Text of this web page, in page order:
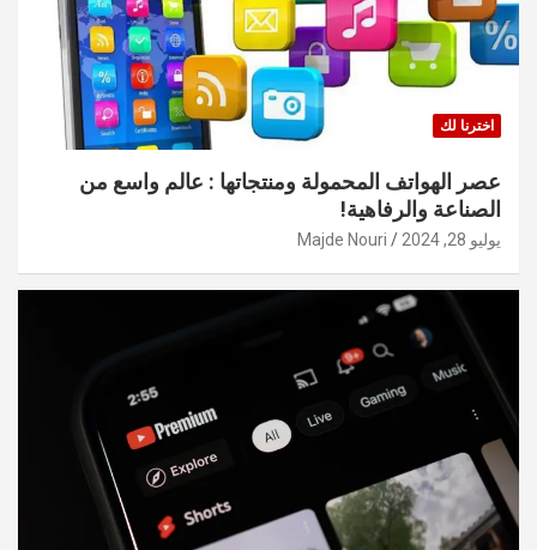
اخترنا لك
عصر الهواتف المحمولة ومنتجاتها : عالم واسع من
الصناعة والرفاهية!
يوليو 28, 2024 Majde Nouri